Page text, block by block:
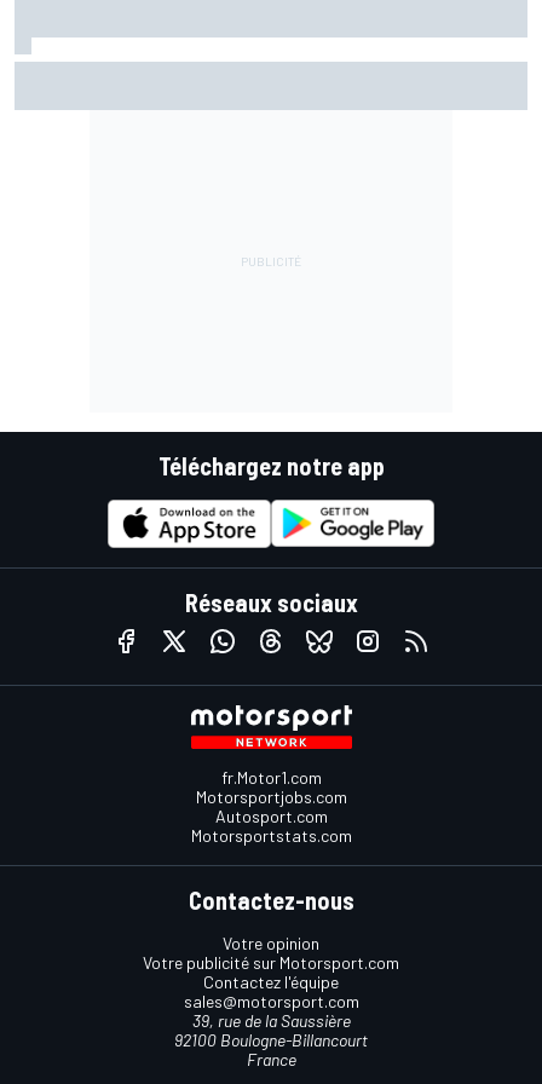
Téléchargez notre app
Réseaux sociaux
fr.Motor1.com
Motorsportjobs.com
Autosport.com
Motorsportstats.com
Contactez-nous
Votre opinion
Votre publicité sur Motorsport.com
Contactez l'équipe
sales@motorsport.com
39, rue de la Saussière
92100 Boulogne-Billancourt
France